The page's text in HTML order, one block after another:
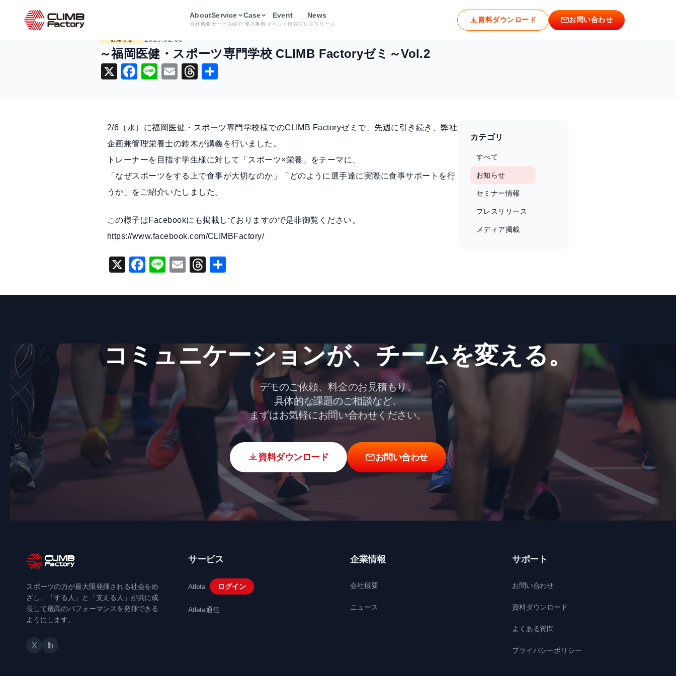
About
会社概要
Service
サービス紹介
Case
導入事例
Event
イベント情報
News
プレスリリース
資料ダウンロード お問い合わせ
お知らせ 2019.02.08
～福岡医健・スポーツ専門学校 CLIMB Factoryゼミ～Vol.2
X
F
b
o
o
k
Li
E
l
T
d
s
2/6（水）に福岡医健・スポーツ専門学校様でのCLIMB Factoryゼミで、先週に引き続き、弊社
企画兼管理栄養士の鈴木が講義を行いました。
トレーナーを目指す学生様に対して「スポーツ×栄養」をテーマに、
「なぜスポーツをする上で食事が大切なのか」「どのように選手達に実際に食事サポートを行
うか」をご紹介いたしました。
この様子はFacebookにも掲載しておりますので是非御覧ください。
https://www.facebook.com/CLIMBFactory/
X
F
c
o
o
k
Li
e
E
ai
T
e
s
カテゴリ
すべて
お知らせ
セミナー情報
プレスリリース
メディア掲載
コミュニケーションが、​チームを​変える。
デモのご依頼、料金のお見積もり、
具体的な課題のご相談など、
まずはお気軽にお問い合わせください。
資料ダウンロード お問い合わせ
スポーツの力が最大限発揮される社会をめ
ざし、「する人」と「支える人」が共に成
長して最高のパフォーマンスを発揮できる
ようにします。
X fb
サービス
Atleta ログイン
Atleta通信
企業情報
会社概要
ニュース
サポート
お問い合わせ
資料ダウンロード
よくある質問
プライバシーポリシー